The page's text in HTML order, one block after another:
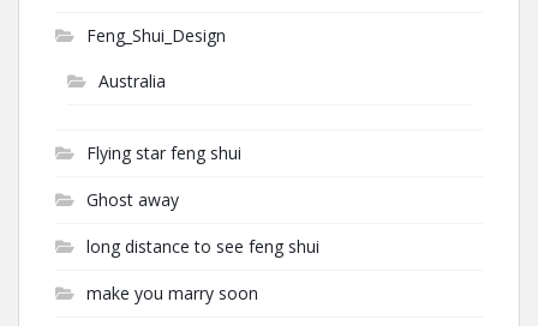
Feng_Shui_Design
Australia
Flying star feng shui
Ghost away
long distance to see feng shui
make you marry soon